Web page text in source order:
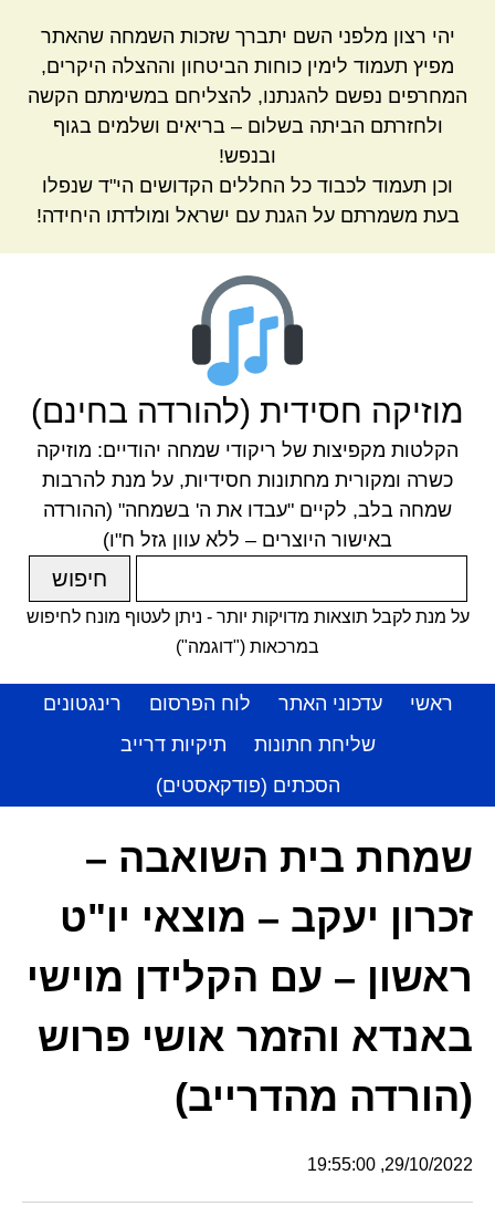
יהי רצון מלפני השם יתברך שזכות השמחה שהאתר
מפיץ תעמוד לימין כוחות הביטחון וההצלה היקרים,
המחרפים נפשם להגנתנו, להצליחם במשימתם הקשה
ולחזרתם הביתה בשלום – בריאים ושלמים בגוף
ובנפש!
וכן תעמוד לכבוד כל החללים הקדושים הי"ד שנפלו
בעת משמרתם על הגנת עם ישראל ומולדתו היחידה!
מוזיקה חסידית (להורדה בחינם)
הקלטות מקפיצות של ריקודי שמחה יהודיים: מוזיקה
כשרה ומקורית מחתונות חסידיות, על מנת להרבות
שמחה בלב, לקיים "עבדו את ה' בשמחה" (ההורדה
באישור היוצרים – ללא עוון גזל ח"ו)
על מנת לקבל תוצאות מדויקות יותר - ניתן לעטוף מונח לחיפוש
במרכאות ("דוגמה")
ראשי עדכוני האתר לוח הפרסום
רינגטונים
שליחת חתונות
תיקיות דרייב
הסכתים (פודקאסטים)
שמחת בית השואבה –
זכרון יעקב – מוצאי יו"ט
ראשון – עם הקלידן מוישי
באנדא והזמר אושי פרוש
(הורדה מהדרייב)
29/10/2022, 19:55:00